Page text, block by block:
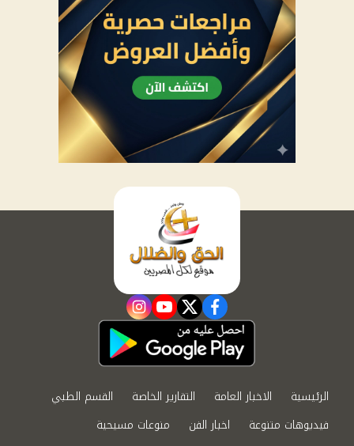
facebook
twitter
youtube
instagram
الرئيسية الاخبار العامة التقارير الخاصة
القسم الطبي
فيديوهات متنوعة
اخبار الفن
منوعات مسيحية